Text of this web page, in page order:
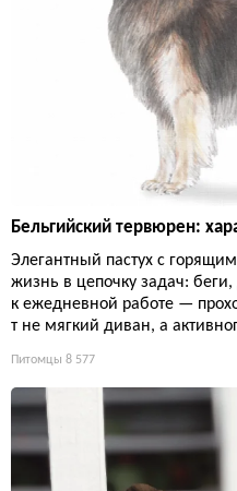
Бельгийский тервюрен:
Элегантный пастух с
жизнь в цепочку задач:
к ежедневной работе —
т не мягкий диван, а
Питомцы 8 577